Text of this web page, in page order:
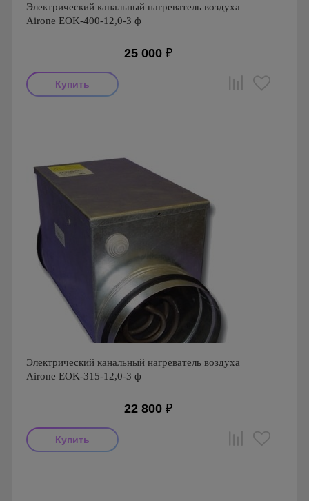
Электрический канальный нагреватель воздуха
Airone EOK-400-12,0-3 ф
25 000 ₽
Электрический канальный нагреватель воздуха
Airone EOK-315-12,0-3 ф
22 800 ₽